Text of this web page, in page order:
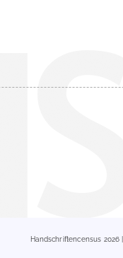
Handschriftencensus 2026 |